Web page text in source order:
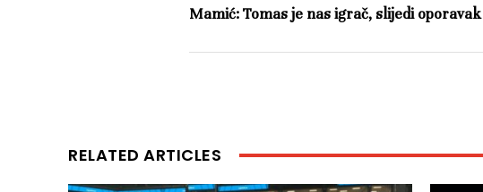
Mamić: Tomas je nas igrač, slijedi oporavak
RELATED ARTICLES